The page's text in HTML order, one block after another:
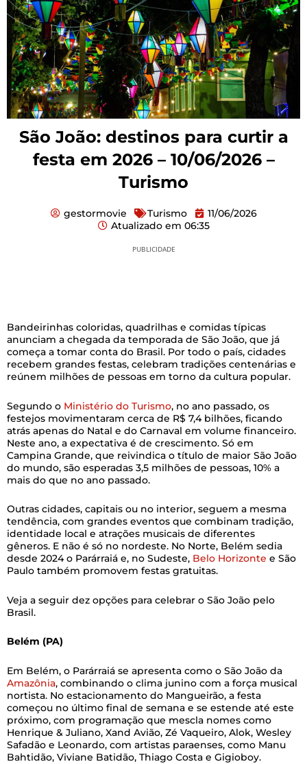
São João: destinos para curtir a
festa em 2026 – 10/06/2026 –
Turismo
gestormovie Turismo
11/06/2026
Atualizado em 06:35
PUBLICIDADE
Bandeirinhas coloridas, quadrilhas e comidas típicas
anunciam a chegada da temporada de São João, que já
começa a tomar conta do Brasil. Por todo o país, cidades
recebem grandes festas, celebram tradições centenárias e
reúnem milhões de pessoas em torno da cultura popular.
Segundo o Ministério do Turismo, no ano passado, os
festejos movimentaram cerca de R$ 7,4 bilhões, ficando
atrás apenas do Natal e do Carnaval em volume financeiro.
Neste ano, a expectativa é de crescimento. Só em
Campina Grande, que reivindica o título de maior São João
do mundo, são esperadas 3,5 milhões de pessoas, 10% a
mais do que no ano passado.
Outras cidades, capitais ou no interior, seguem a mesma
tendência, com grandes eventos que combinam tradição,
identidade local e atrações musicais de diferentes
gêneros. E não é só no nordeste. No Norte, Belém sedia
desde 2024 o Parárraiá e, no Sudeste, Belo Horizonte e São
Paulo também promovem festas gratuitas.
Veja a seguir dez opções para celebrar o São João pelo
Brasil.
Belém (PA)
Em Belém, o Parárraiá se apresenta como o São João da
Amazônia, combinando o clima junino com a força musical
nortista. No estacionamento do Mangueirão, a festa
começou no último final de semana e se estende até este
próximo, com programação que mescla nomes como
Henrique & Juliano, Xand Avião, Zé Vaqueiro, Alok, Wesley
Safadão e Leonardo, com artistas paraenses, como Manu
Bahtidão, Viviane Batidão, Thiago Costa e Gigioboy.